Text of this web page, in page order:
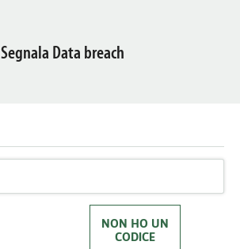
Segnala Data breach
NON HO UN
CODICE